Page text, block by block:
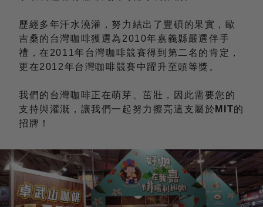
歷經多年汗水澆灌，努力結出了豐碩的果實，歐
吉桑的台灣咖啡獲選為2010年嘉義縣嚴選伴手
禮，在2011年台灣咖啡競賽得到第二名的肯定，
更在2012年台灣咖啡競賽中躍升至頭等獎。
我們的台灣咖啡正在萌芽、茁壯，因此需要您的
支持與灌溉，讓我們一起努力擦亮這支屬於 MIT的
招牌！